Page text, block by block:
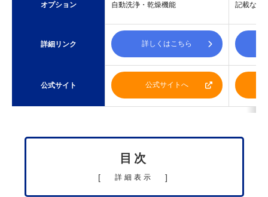
オプション 自動洗浄・乾燥機能 記載なし
詳細リンク 詳しくはこちら
公式サイト 公式サイトへ
目次
[ 詳細表示 ]